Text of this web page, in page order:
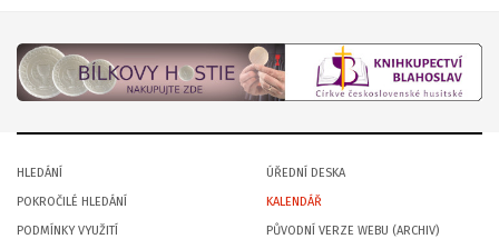
HLEDÁNÍ
POKROČILÉ HLEDÁNÍ
PODMÍNKY VYUŽITÍ
ÚŘEDNÍ DESKA
KALENDÁŘ
PŮVODNÍ VERZE WEBU (ARCHIV)